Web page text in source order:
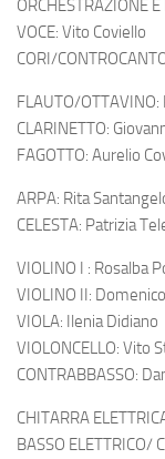
ORCHESTRAZIONE
VOCE: Vito Coviello
CORI/
FLAUTO/OTTAVINO:
CLARINETTO:
FAGOTTO: Aurelio
ARPA: Rita
CELESTA: Patrizia
VIOLINO I : Rosalba
VIOLINO II:
VIOLA: Ilenia Didiano
VIOLONCELLO: Vito
CONTRABBASSO:
CHITARRA
BASSO ELETTRICO/